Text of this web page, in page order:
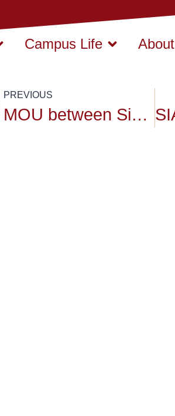
Campus Life About
PREVIOUS
MOU between Siam University and National Institute of Development